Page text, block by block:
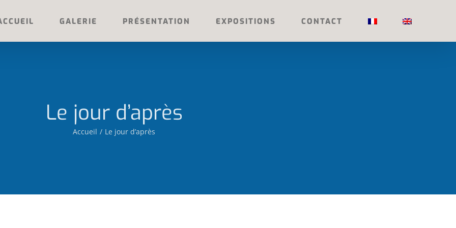
GALERIE PRÉSENTATION EXPOSITIONS CONTACT
Le jour d’après
Accueil Le jour d’après